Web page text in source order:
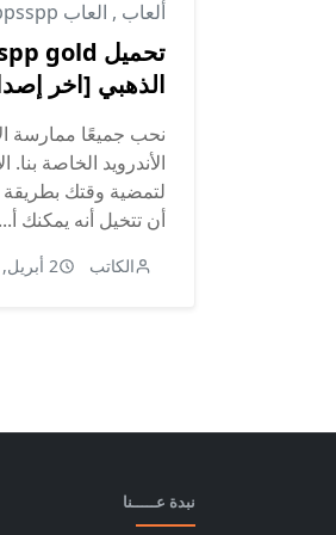
ألعاب , العاب ppsspp
الذهبي [اخر
نحب جميعًا ممارسة
الأندرويد الخاصة
لتمضية وقتك
أن تتخيل أنه يمكنك أ...
الكاتب 2 أبريل, 2024
نبدة عـــــنا